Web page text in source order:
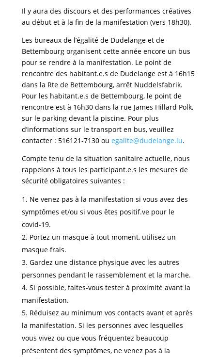
Il y aura des discours et des performances créatives
au début et à la fin de la manifestation (vers 18h30).
Les bureaux de l’égalité de Dudelange et de
Bettembourg organisent cette année encore un bus
pour se rendre à la manifestation. Le point de
rencontre des habitant.e.s de Dudelange est à 16h15
dans la Rte de Bettembourg, arrêt Nuddelsfabrik.
Pour les habitant.e.s de Bettembourg, le point de
rencontre est à 16h30 dans la rue James Hillard Polk,
sur le parking devant la piscine. Pour plus
d’informations sur le transport en bus, veuillez
contacter : 516121-7130 ou egalite@dudelange.lu.
Compte tenu de la situation sanitaire actuelle, nous
rappelons à tous les participant.e.s les mesures de
sécurité obligatoires suivantes :
Ne venez pas à la manifestation si vous avez des
symptômes et/ou si vous êtes positif.ve pour le
covid-19.
Portez un masque à tout moment, utilisez un
masque frais.
Gardez une distance physique avec les autres
personnes pendant le rassemblement et la marche.
Si possible, faites-vous tester à proximité avant la
manifestation.
Réduisez au minimum vos contacts avant et après
la manifestation. Si les personnes avec lesquelles
vous vivez ou que vous fréquentez beaucoup
présentent des symptômes, ne venez pas à la